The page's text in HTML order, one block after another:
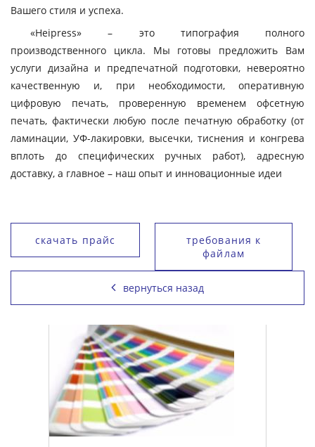
Вашего стиля и успеха.
«Heipress» – это типография полного
производственного цикла. Мы готовы предложить Вам
услуги дизайна и предпечатной подготовки, невероятно
качественную и, при необходимости, оперативную
цифровую печать, проверенную временем офсетную
печать, фактически любую после печатную обработку (от
ламинации, УФ-лакировки, высечки, тиснения и конгрева
вплоть до специфических ручных работ), адресную
доставку, а главное – наш опыт и инновационные идеи
скачать прайс
требования к
файлам
вернуться назад